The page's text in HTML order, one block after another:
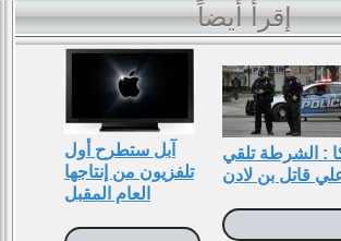
إقرأ أيضاً
آبل ستطرح أول
تلفزيون من إنتاجها
العام المقبل
: الشرطة تلقي
قاتل بن لادن